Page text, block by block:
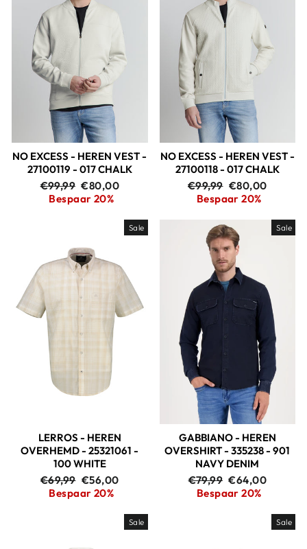
NO EXCESS - HEREN VEST -
27100119 - 017 CHALK
Adviesprijs
€99,99 Aanbiedingsprijs
€80,00
Bespaar 20%
NO EXCESS - HEREN VEST -
27100118 - 017 CHALK
Adviesprijs
€99,99 €80,00
Bespaar 20%
Sale
LERROS - HEREN
OVERHEMD - 25321061 -
100 WHITE
Adviesprijs
€69,99 Aanbiedingsprijs
€56,00
Bespaar 20%
Sale
GABBIANO - HEREN
OVERSHIRT - 335238 - 901
NAVY DENIM
Adviesprijs
€79,99 €64,00
Bespaar 20%
Sale Sale